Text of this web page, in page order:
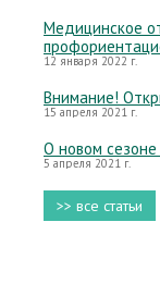
Медицинское
12 января 2022 г.
Внимание!
15 апреля 2021 г.
О новом
5 апреля 2021 г.
>> все статьи